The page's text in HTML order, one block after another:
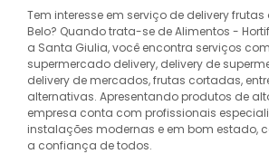
Tem interesse em serviço de delivery
Belo? Quando trata-se de Alimentos -
a Santa Giulia, você encontra serviços
supermercado delivery, delivery de
delivery de mercados, frutas cortadas,
alternativas. Apresentando produtos de
empresa conta com profissionais
instalações modernas e em bom estado,
a confiança de todos.